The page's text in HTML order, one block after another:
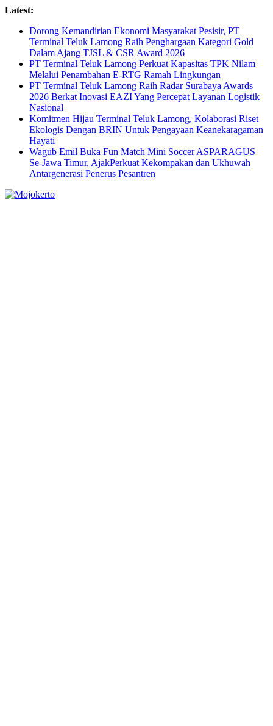
Skip
content
Latest:
Dorong Kemandirian Ekonomi Masyarakat Pesisir, PT
Terminal Teluk Lamong Raih Penghargaan Kategori Gold
Dalam Ajang TJSL & CSR Award 2026
PT Terminal Teluk Lamong Perkuat Kapasitas TPK Nilam
Melalui Penambahan E-RTG Ramah Lingkungan
PT Terminal Teluk Lamong Raih Radar Surabaya Awards
2026 Berkat Inovasi EAZI Yang Percepat Layanan Logistik
Nasional
Komitmen Hijau Terminal Teluk Lamong, Kolaborasi Riset
Ekologis Dengan BRIN Untuk Pengayaan Keanekaragaman
Hayati
Wagub Emil Buka Fun Match Mini Soccer ASPARAGUS
Se-Jawa Timur, AjakPerkuat Kekompakan dan Ukhuwah
Antargenerasi Penerus Pesantren